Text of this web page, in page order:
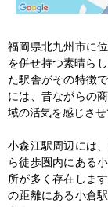
福岡県北九州市に
を併せ持つ素晴ら
た駅舎がその特徴
には、昔ながらの
域の活気を感じさせ
小森江駅周辺には
ら徒歩圏内にある
所が多く存在しま
の距離にある小倉